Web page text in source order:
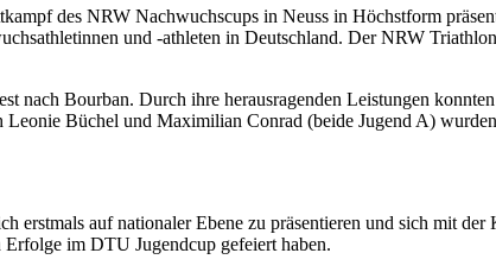
des NRW Nachwuchscups in Neuss in Höchstform
und -athleten in Deutschland. Der NRW
nach Bourban. Durch ihre herausragenden Leistungen
Büchel und Maximilian Conrad (beide Jugend A)
auf nationaler Ebene zu präsentieren und sich mit der
Erfolge im DTU Jugendcup gefeiert haben.